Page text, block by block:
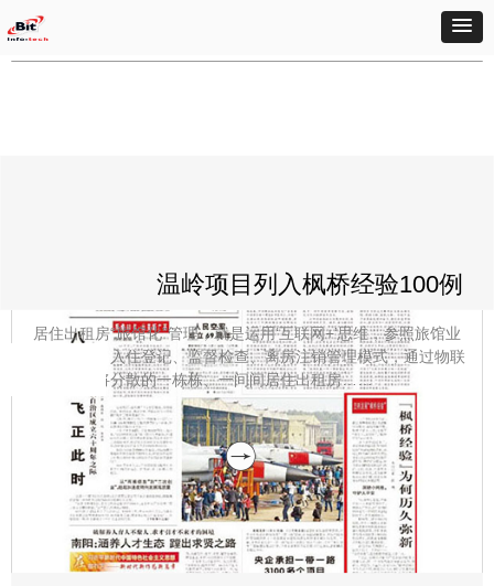
居住出租房“旅馆化”管理，就是运用‘互联网+’思维，参照旅馆业
开张审查、入住登记、监督检查、离房注销管理模式，通过物联
网技术，将分散的一栋栋、一间间居住出租房……
温岭项目列入枫桥经验100例
宁巢